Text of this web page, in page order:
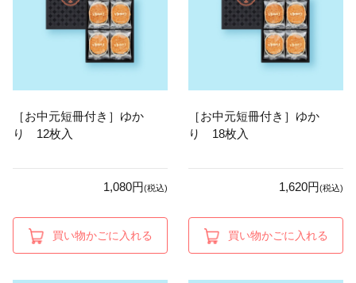
［お中元短冊付き］ゆか
り 12枚入
1,080円(税込)
買い物かごに入れる
［お中元短冊付き］ゆか
り 18枚入
1,620円(税込)
買い物かごに入れる